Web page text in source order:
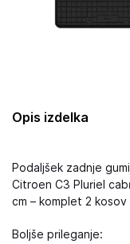
Opis izdelka
Podaljšek zadnje
Citroen C3 Pluriel
cm – komplet 2 kosov
Boljše prileganje: